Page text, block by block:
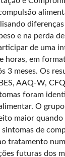
e na perda
de uma
horas, em
3 meses. Os
AAQ-W,
foram
O
maior
sintomas de
tratamento
futuras dos